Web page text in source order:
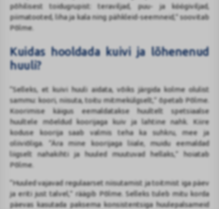
põhilisest toidugrupist: teraviljad, puu- ja köögiviljad,
piimatooted, liha ja kala ning pähkleid-seemneid,” soovitab
Põlme.
Kuidas hooldada kuivi ja lõhenenud
huuli?
“Selleks, et kuivi huuli aidata, võiks järgida kolme olulist
sammu: koori, niisuta, toitu mitmekülgselt,” õpetab Põlme.
Koorimise käigus eemaldatakse huultelt spetsiaalse
huultele mõeldud koorijaga kuiv ja lahtine nahk. Kiire
koduse koorija saab valmis teha ka suhkru, mee ja
oliiviõliga. “Ära mine koorijaga liiale, muidu eemaldad
liigselt nahakihti ja huuled muutuvad hellaks,” hoiatab
Põlme.
“Huuled vajavad regulaarset niisutamist ja toitmist iga päev
ja eriti just talvel,” räägib Põlme. Selleks tuleb mitu korda
päevas kasutada paksema konsistentsiga huulepalsameid